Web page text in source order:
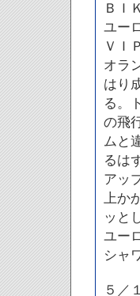
ＢＩ
ユー
ＶＩ
オラ
はり
る。
の飛
ムと
るは
アッ
上か
ッと
ユー
シャ
５／